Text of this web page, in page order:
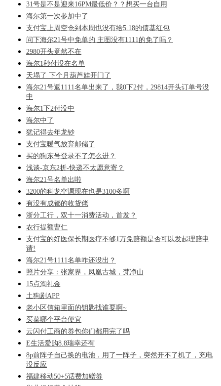
31号是不是迎来16PM最低价？？想买一台自用
海尔第一次参加中了
支付宝上周空仓到本周也没有给5.18的债基红包
问下海尔21号中免单的 主图没有1111的免了吗？
2980开头竟然不在
海尔1秒付没在名单
天塌了 下个月葫芦娃开门了
海尔21号返1111名单出来了，我0下2付，29814开头订单号没
中
海尔1下2付没中
海尔中了
犹记得去年龙钞
支付宝暖气放弃邮储了
买的狗东号登录不了怎么进？
浅谈-京东2折-快递不太愿意寄？
海尔21号名单出啦
3200的科龙空调现在也是3100多啊
有没有成都的收货佬
浙分工行，双十一消费活动，首发？
农行提额曹仁
支付宝的好医保长期医疗不够1万免赔额是否可以发起理赔申
请!
海尔21号1111名单咋还没出？
照片分享：张家界，凤凰古城，梵净山
15点淘礼金
土狗剧APP
老小区信箱里面的钥匙找谁要啊~
买菜哪个平台便宜
云闪付工商的券包你们都用完了吗
E生活爱购8.8瑞幸还有
8p前阵子自己换的电池，用了一阵子，突然开不了机了，充电
没反应
福建移动50+5话费加赠券